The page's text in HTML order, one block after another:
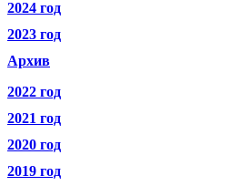
2024 год
2023 год
Архив
2022 год
2021 год
2020 год
2019 год